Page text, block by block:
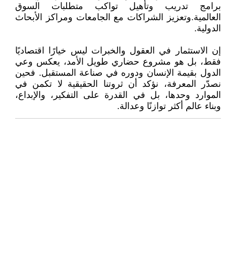
برامج تدريب وتأهيل تواكب متطلبات السوق
العالمية.وتعزيز الشراكات مع الجامعات ومراكز الأبحاث
الدولية.
إن الاستثمار في العقول والخبرات ليس خيارًا اقتصاديًا
فقط، بل هو مشروع حضاري طويل الأمد، يعكس وعي
الدول بقيمة الإنسان ودوره في صناعة المستقبل. فحين
نصدّر المعرفة، نؤكد أن ثروتنا الحقيقية لا تكمن في
الموارد وحدها، بل في القدرة على التفكير، والإبداع،
وبناء عالم أكثر توازنًا وعدالة.